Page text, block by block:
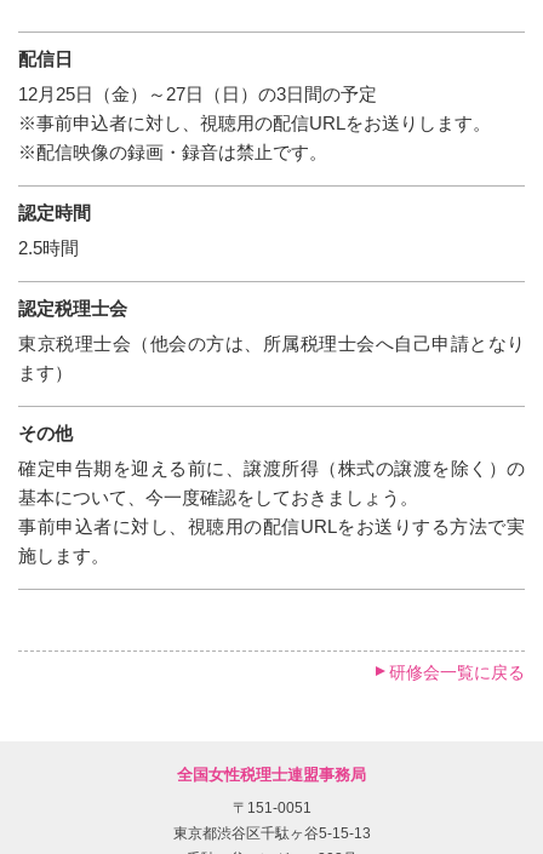
配信日
12月25日（金）～27日（日）の3日間の予定
※事前申込者に対し、視聴用の配信URLをお送りします。
※配信映像の録画・録音は禁止です。
認定時間
2.5時間
認定税理士会
東京税理士会（他会の方は、所属税理士会へ自己申請となり
ます）
その他
確定申告期を迎える前に、譲渡所得（株式の譲渡を除く）の
基本について、今一度確認をしておきましょう。
事前申込者に対し、視聴用の配信URLをお送りする方法で実
施します。
研修会一覧に戻る
全国女性税理士連盟事務局
〒151-0051
東京都渋谷区千駄ヶ谷5-15-13